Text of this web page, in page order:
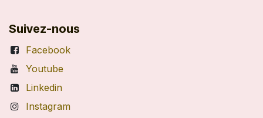
Suivez-nous
Facebook
Youtube
Linkedin
Instagram